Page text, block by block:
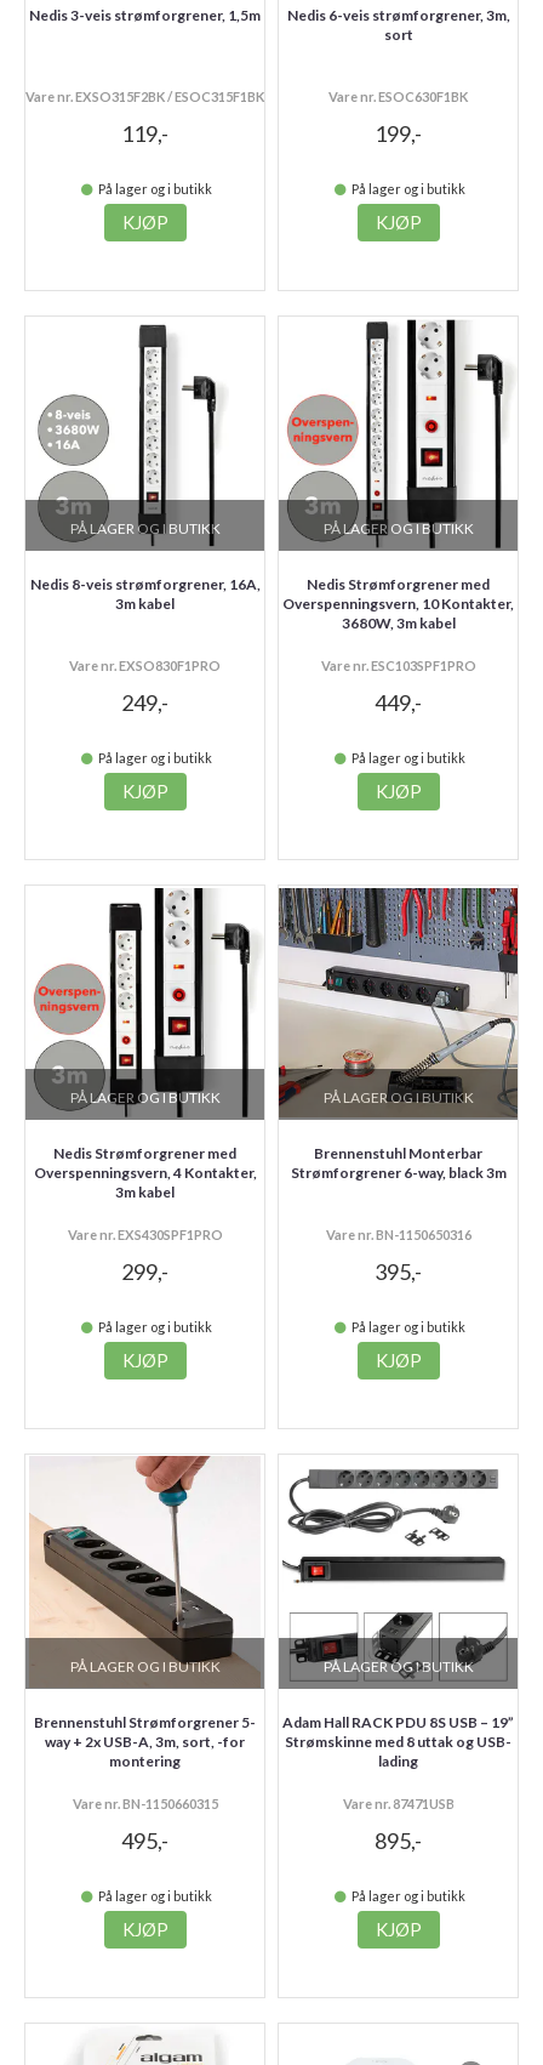
Nedis 3-veis strømforgrener, 1,5m
Vare nr. EXSO315F2BK / ESOC315F1BK
119,-
På lager og i butikk
KJØP
Nedis 6-veis strømforgrener, 3m,
sort
Vare nr. ESOC630F1BK
199,-
På lager og i butikk
KJØP
PÅ LAGER OG I BUTIKK
Nedis 8-veis strømforgrener, 16A,
3m kabel
Vare nr. EXSO830F1PRO
249,-
På lager og i butikk
KJØP
PÅ LAGER OG I BUTIKK
Nedis Strømforgrener med
Overspenningsvern, 10 Kontakter,
3680W, 3m kabel
Vare nr. ESC103SPF1PRO
449,-
På lager og i butikk
KJØP
PÅ LAGER OG I BUTIKK
Nedis Strømforgrener med
Overspenningsvern, 4 Kontakter,
3m kabel
Vare nr. EXS430SPF1PRO
299,-
På lager og i butikk
KJØP
PÅ LAGER OG I BUTIKK
Brennenstuhl Monterbar
Strømforgrener 6-way, black 3m
Vare nr. BN-1150650316
395,-
På lager og i butikk
KJØP
PÅ LAGER OG I BUTIKK
Brennenstuhl Strømforgrener 5-
way + 2x USB-A, 3m, sort, -for
montering
Vare nr. BN-1150660315
495,-
På lager og i butikk
KJØP
PÅ LAGER OG I BUTIKK
Adam Hall RACK PDU 8S USB – 19”
Strømskinne med 8 uttak og USB-
lading
Vare nr. 87471USB
895,-
På lager og i butikk
KJØP